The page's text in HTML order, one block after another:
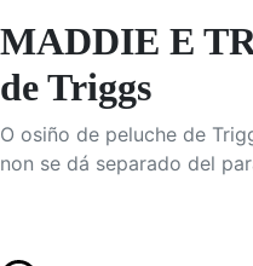
MADDIE E
de Triggs
O osiño de peluche de
non se dá separado del